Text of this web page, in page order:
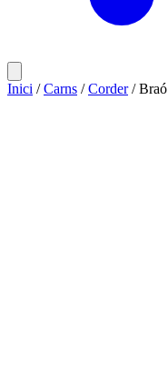
Inici /Carns /Corder/ Braó